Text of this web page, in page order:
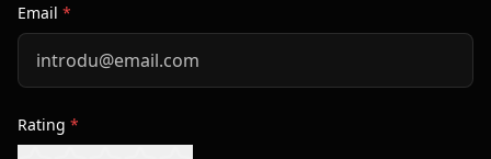
Email *
Rating *